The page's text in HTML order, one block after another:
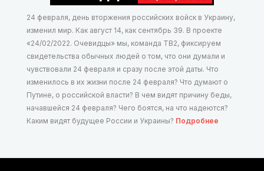
24 февраля, день вторжения российских войск в Украину,
изменил мир. Как август 14, как сентябрь 39. В проекте
«24/02/2022. Очевидцы» мы, команда ТВ2, фиксируем
свидетельства обычных людей о том, что они думали и
чувствовали 24 февраля и сразу после этой даты. Что
изменилось в их жизни после 24 февраля? Что думают о
Путине, о российской власти? В чем видят причину беды,
начавшейся 24 февраля? Чего боятся, на что надеются?
Каким видят будущее России и Украины? Подробнее